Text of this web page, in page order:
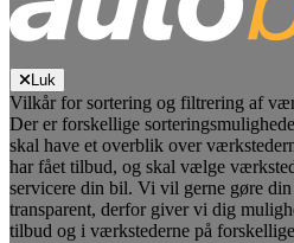
Luk
Vilkår for sortering og filtrering af
Der er forskellige
skal have et overblik over
har fået tilbud, og skal vælge
servicere din bil. Vi vil gerne gøre
transparent, derfor giver vi dig
tilbud og i værkstederne på